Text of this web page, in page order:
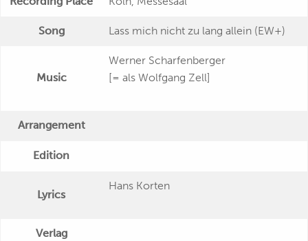
Song Lass mich nicht zu lang allein (EW+)
Music
Werner Scharfenberger
[= als Wolfgang Zell]
Arrangement
Edition
Lyrics
Hans Korten
Verlag